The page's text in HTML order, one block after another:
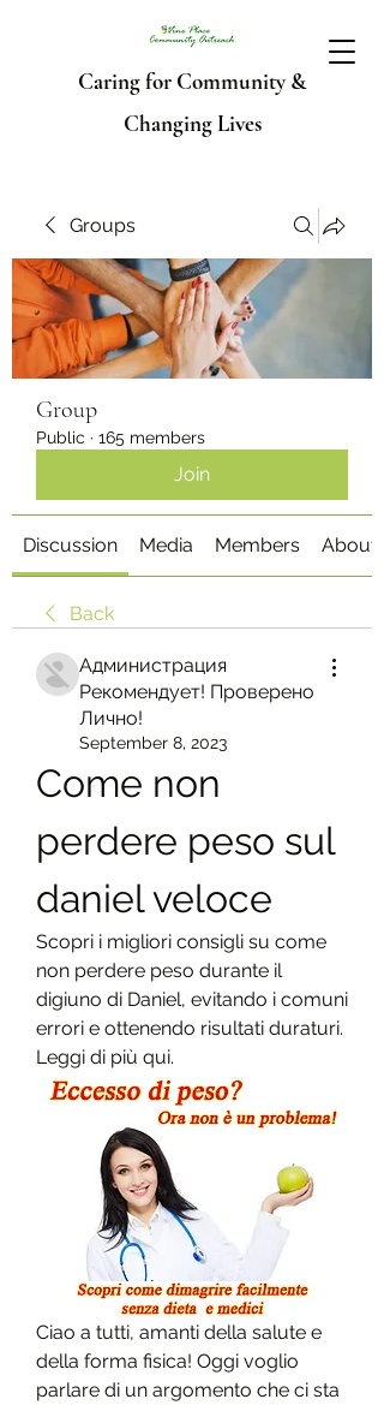
Caring for Community &
Changing Lives
Groups
Group
Public · 165 members
Join
Discussion Media Members About
Back
Администрация
Рекомендует! Проверено
Лично!
September 8, 2023
Come non
perdere peso sul
daniel veloce
Scopri i migliori consigli su come
non perdere peso durante il
digiuno di Daniel, evitando i comuni
errori e ottenendo risultati duraturi.
Leggi di più qui.
Ciao a tutti, amanti della salute e
della forma fisica! Oggi voglio
parlare di un argomento che ci sta